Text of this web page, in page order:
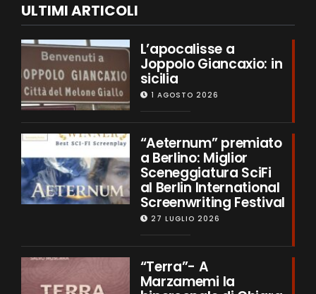
ULTIMI ARTICOLI
L’apocalisse a
Joppolo Giancaxio: in
sicilia
1 AGOSTO 2026
“Aeternum” premiato
a Berlino: Miglior
Sceneggiatura SciFi
al Berlin International
Screenwriting Festival
27 LUGLIO 2026
“Terra”- A
Marzamemi la